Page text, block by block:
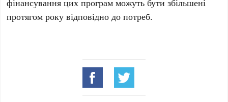
фінансування цих програм можуть бути збільшені
протягом року відповідно до потреб.